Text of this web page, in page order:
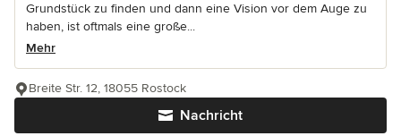
Grundstück zu finden und dann eine Vision vor dem Auge zu
haben, ist oftmals eine große...
Mehr
Nachricht
Breite Str. 12, 18055 Rostock